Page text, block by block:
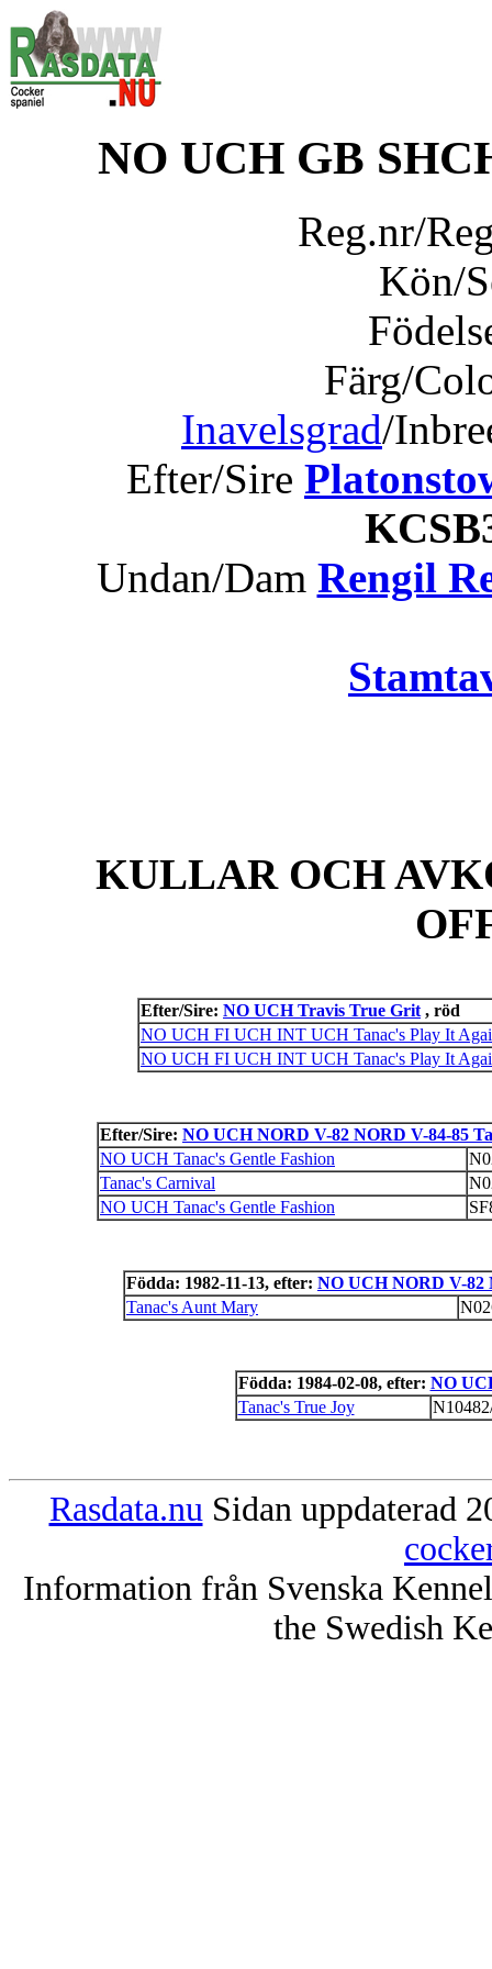
NO UCH GB
Reg.nr/
Kön/
Färg/
Inavelsgrad/
Efter/Sire
Undan/Dam Rengil
KULLAR OCH
Efter/Sire: NO UCH Travis True Grit , röd
NO UCH FI UCH INT UCH Tanac's Play It
NO UCH FI UCH INT UCH Tanac's Play It
Efter/Sire: NO UCH NORD V-82 NORD V-84-85
NO UCH Tanac's Gentle Fashion
Tanac's Carnival
NO UCH Tanac's Gentle Fashion
Födda: 1982-11-13, efter: NO UCH NORD V-82
Tanac's Aunt Mary
Födda: 1984-02-08, efter: NO
Tanac's True Joy
Rasdata.nu Sidan uppdaterad
Information från Svenska
the Swedish